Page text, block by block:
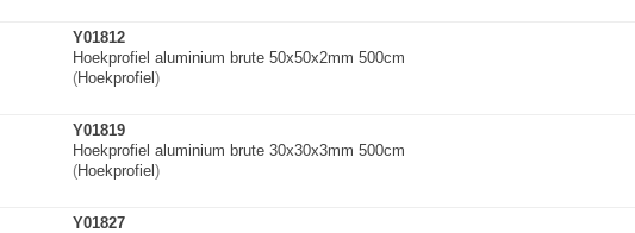
Y01812
Hoekprofiel aluminium brute 50x50x2mm 500cm
(Hoekprofiel )
Y01819
Hoekprofiel aluminium brute 30x30x3mm 500cm
(Hoekprofiel )
Y01827